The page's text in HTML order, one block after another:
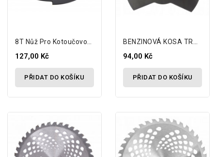
8T Nůž Pro Kotoučovou Benzínovou Kosu
127,00 Kč
PŘIDAT DO KOŠÍKU
BENZINOVÁ KOSA TROJZUBEC 25,4
94,00 Kč
PŘIDAT DO KOŠÍKU